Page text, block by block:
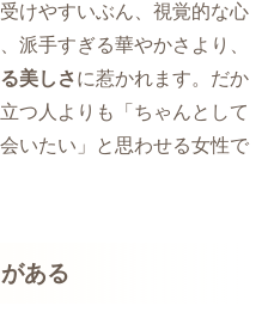
けやすいぶん、視覚的な心
派手すぎる華やかさより、
美しさに惹かれます。だか
つ人よりも「ちゃんとして
いたい」と思わせる女性で
ある